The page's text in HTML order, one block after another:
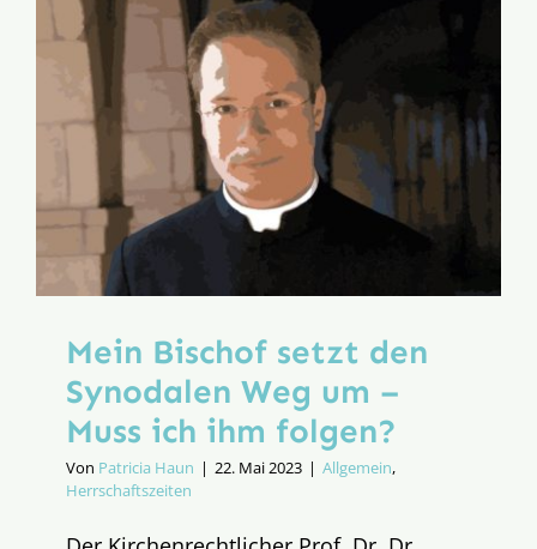
Mein Bischof setzt den
Synodalen Weg um –
Muss ich ihm folgen?
Von Patricia Haun | 22. Mai 2023 | Allgemein,
Herrschaftszeiten